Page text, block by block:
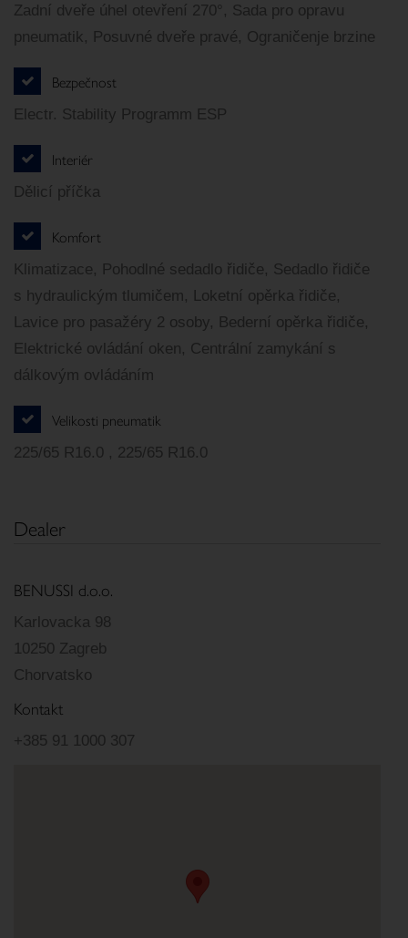
Zadní dveře úhel otevření 270°, Sada pro opravu
pneumatik, Posuvné dveře pravé, Ograničenje brzine
Bezpečnost
Electr. Stability Programm ESP
Interiér
Dělicí příčka
Komfort
Klimatizace, Pohodlné sedadlo řidiče, Sedadlo řidiče
s hydraulickým tlumičem, Loketní opěrka řidiče,
Lavice pro pasažéry 2 osoby, Bederní opěrka řidiče,
Elektrické ovládání oken, Centrální zamykání s
dálkovým ovládáním
Velikosti pneumatik
225/65 R16.0 , 225/65 R16.0
Dealer
BENUSSI d.o.o.
Karlovacka 98
10250 Zagreb
Chorvatsko
Kontakt
+385 91 1000 307